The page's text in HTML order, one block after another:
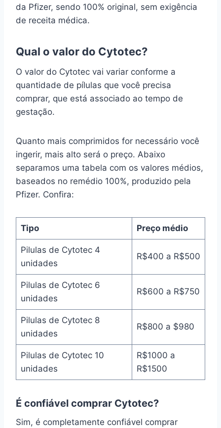
da Pfizer, sendo 100% original, sem exigência
de receita médica.
Qual o valor do Cytotec?
O valor do Cytotec vai variar conforme a
quantidade de pílulas que você precisa
comprar, que está associado ao tempo de
gestação.
Quanto mais comprimidos for necessário você
ingerir, mais alto será o preço. Abaixo
separamos uma tabela com os valores médios,
baseados no remédio 100%, produzido pela
Pfizer. Confira:
Tipo Preço médio
Pilulas de Cytotec 4
unidades
R$400 a R$500
Pilulas de Cytotec 6
unidades
R$600 a R$750
Pilulas de Cytotec 8
unidades
R$800 a $980
Pilulas de Cytotec 10
unidades
R$1000 a
R$1500
É confiável comprar Cytotec?
Sim, é completamente confiável comprar